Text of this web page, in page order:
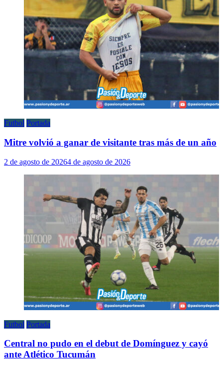
Futbol Portada
Mitre volvió a ganar de visitante tras más de un año
2 de agosto de 20264 de agosto de 2026
Futbol Portada
Central no pudo en el debut de Domínguez y cayó
ante Atlético Tucumán